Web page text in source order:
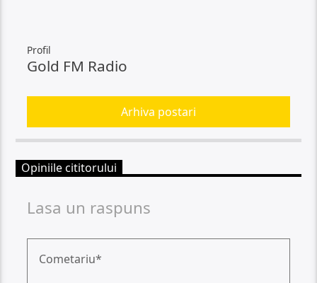
Profil
Gold FM Radio
Arhiva postari
Opiniile cititorului
Lasa un raspuns